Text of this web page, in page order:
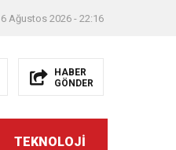
6 Ağustos 2026 - 22:16
HABER
GÖNDER
TEKNOLOJİ